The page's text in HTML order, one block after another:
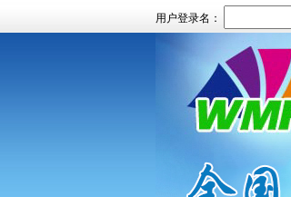
用户登录名：